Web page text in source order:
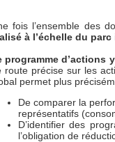
fois l’ensemble des
à l’échelle du
programme d’actions
route précise sur les
permet plus
De comparer la
représentatifs
D’identifier des
l’obligation de